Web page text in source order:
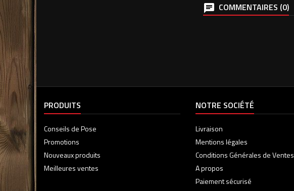
COMMENTAIRES (0)
PRODUITS
Conseils de Pose
Promotions
Nouveaux produits
Meilleures ventes
NOTRE SOCIÉTÉ
Livraison
Mentions légales
Conditions Générales de Ventes
A propos
Paiement sécurisé